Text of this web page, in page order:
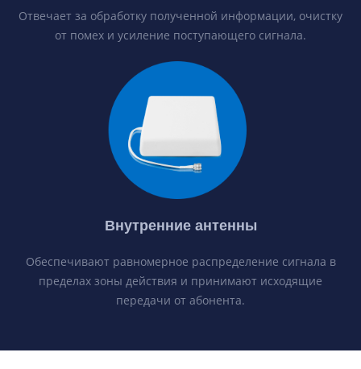
Отвечает за обработку полученной информации, очистку
от помех и усиление поступающего сигнала.
Внутренние антенны
Обеспечивают равномерное распределение сигнала в
пределах зоны действия и принимают исходящие
передачи от абонента.